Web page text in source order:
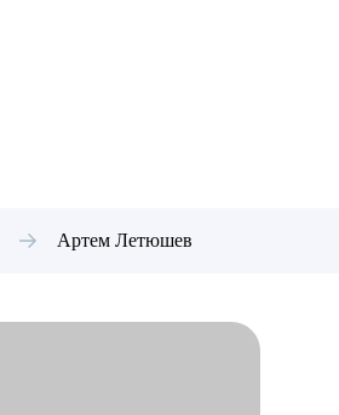
Артем Летюшев